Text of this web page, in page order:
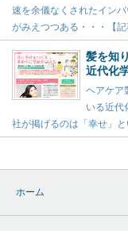
速を余儀なくされたイン
がみえつつある・・・【記
髪を知
近代化
ヘアケア
いる近代
社が掲げるのは「幸せ」と
ホーム